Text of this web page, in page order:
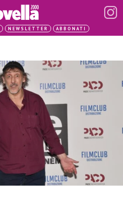
NEWSLETTER ABBONATI